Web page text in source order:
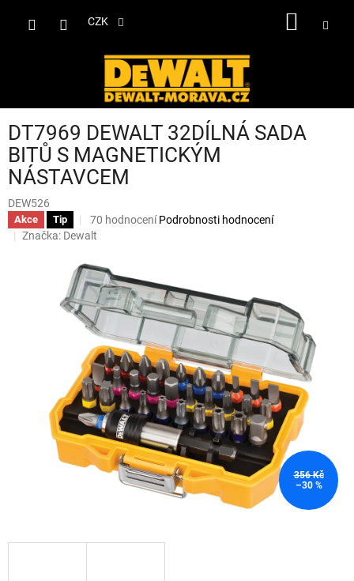
CZK
DT7969 DEWALT 32DÍLNÁ SADA
BITŮ S MAGNETICKÝM
NÁSTAVCEM
DEW526
Akce Tip
Průměrné
hodnocení
je
3,4
z
5
hvězdiček.
70 hodnocení Podrobnosti hodnocení
Značka: Dewalt
356 Kč
–30 %